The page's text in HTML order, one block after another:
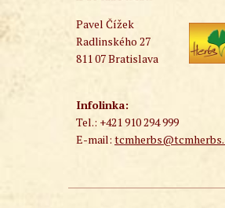
Pavel Čížek
Radlinského 27
811 07 Bratislava
Infolinka:
Tel.: +421 910 294 999
E-mail: